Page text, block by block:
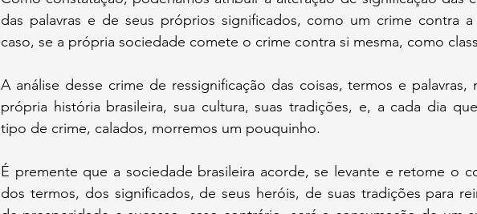
das palavras e de seus próprios significados, como um crime contra
caso, se a própria sociedade comete o crime contra si mesma, como
A análise desse crime de ressignificação das coisas, termos e palavras,
própria história brasileira, sua cultura, suas tradições, e, a cada dia
tipo de crime, calados, morremos um pouquinho.
É premente que a sociedade brasileira acorde, se levante e retome o
dos termos, dos significados, de seus heróis, de suas tradições para